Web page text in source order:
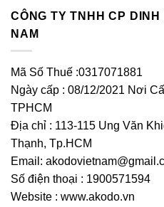
CÔNG TY TNHH CP
NAM
Mã Số Thuế :0317071881
Ngày cấp : 08/12/2021 Nơi
TPHCM
Địa chỉ : 113-115 Ung Văn
Thạnh, Tp.HCM
Email:
Số điện thoại : 1900571594
Website : www.akodo.vn